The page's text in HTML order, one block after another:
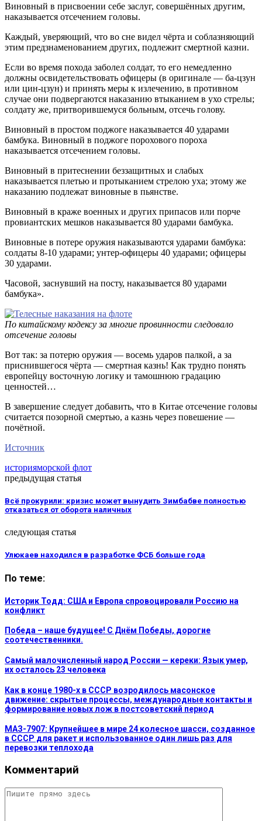
Виновный в присвоении себе заслуг, совершённых другим,
наказывается отсечением головы.
Каждый, уверяющий, что во сне видел чёрта и соблазняющий
этим предзнаменованием других, подлежит смертной казни.
Если во время похода заболел солдат, то его немедленно
должны освидетельствовать офицеры (в оригинале — ба-цзун
или цин-цзун) и принять меры к излечению, в противном
случае они подвергаются наказанию втыканием в ухо стрелы;
солдату же, притворившемуся больным, отсечь голову.
Виновный в простом поджоге наказывается 40 ударами
бамбука. Виновный в поджоге порохового пороха
наказывается отсечением головы.
Виновный в притеснении беззащитных и слабых
наказывается плетью и протыканием стрелою уха; этому же
наказанию подлежат виновные в пьянстве.
Виновный в краже военных и других припасов или порче
провиантских мешков наказывается 80 ударами бамбука.
Виновные в потере оружия наказываются ударами бамбука:
солдаты 8-10 ударами; унтер-офицеры 40 ударами; офицеры
30 ударами.
Часовой, заснувший на посту, наказывается 80 ударами
бамбука».
По китайскому кодексу за многие провинности следовало
отсечение головы
Вот так: за потерю оружия — восемь ударов палкой, а за
приснившегося чёрта — смертная казнь! Как трудно понять
европейцу восточную логику и тамошнюю градацию
ценностей…
В завершение следует добавить, что в Китае отсечение головы
считается позорной смертью, а казнь через повешение —
почётной.
Источник
историяморской флот
предыдущая статья
Всё прокурили: кризис может вынудить Зимбабве полностью
отказаться от оборота наличных
следующая статья
Улюкаев находился в разработке ФСБ больше года
По теме:
Историк Тодд: США и Европа спровоцировали Россию на
конфликт
Победа – наше будущее! С Днём Победы, дорогие
соотечественники.
Самый малочисленный народ России — кереки: Язык умер,
их осталось 23 человека
Как в конце 1980-х в СССР возродилось масонское
движение: скрытые процессы, международные контакты и
формирование новых лож в постсоветский период
МАЗ-7907: Крупнейшее в мире 24 колесное шасси, созданное
в СССР для ракет и использованное один лишь раз для
перевозки теплохода
Комментарий